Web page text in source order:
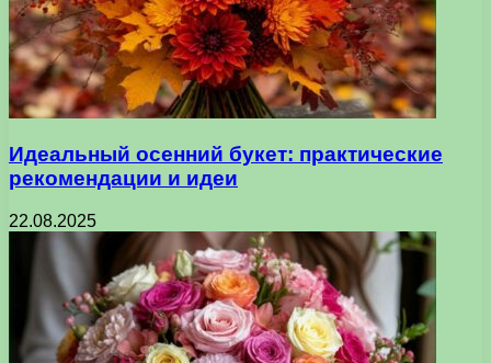
Идеальный осенний букет: практические
рекомендации и идеи
22.08.2025